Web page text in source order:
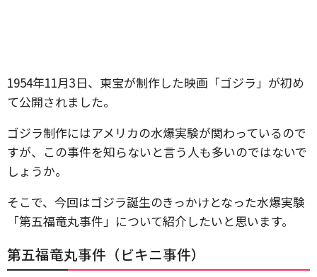
1954年11月3日、東宝が制作した映画「ゴジラ」が初め
て公開されました。
ゴジラ制作にはアメリカの水爆実験が関わっているので
すが、この事件を知らないと言う人も多いのではないで
しょうか。
そこで、今回はゴジラ誕生のきっかけとなった水爆実験
「第五福竜丸事件」について紹介したいと思います。
第五福竜丸事件（ビキニ事件）